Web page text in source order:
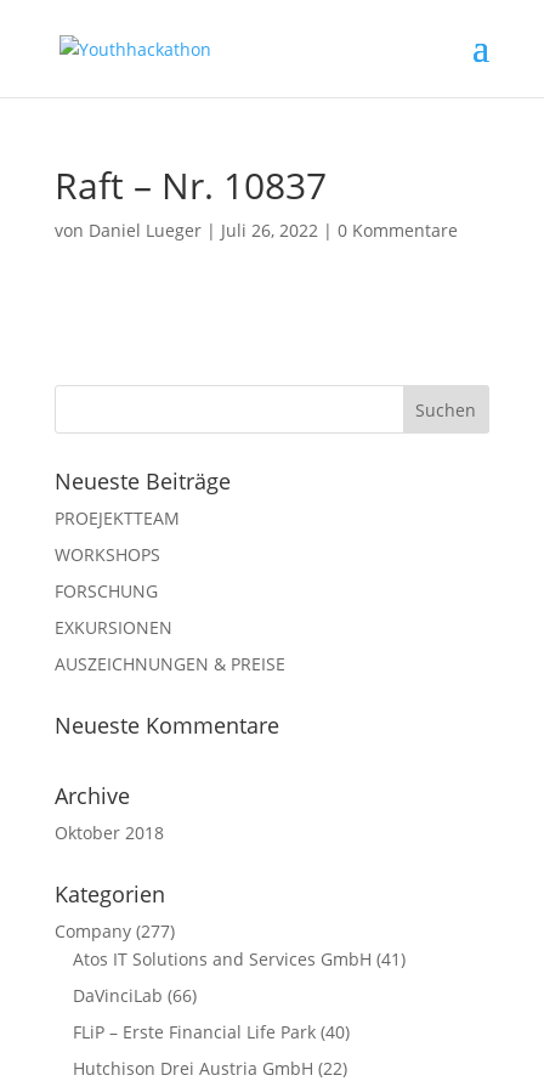
Raft – Nr. 10837
von Daniel Lueger| Juli 26, 2022| 0 Kommentare
Neueste Beiträge
PROEJEKTTEAM
WORKSHOPS
FORSCHUNG
EXKURSIONEN
AUSZEICHNUNGEN & PREISE
Neueste Kommentare
Archive
Oktober 2018
Kategorien
Company(277)
Atos IT Solutions and Services GmbH (41)
DaVinciLab (66)
FLiP – Erste Financial Life Park(40)
Hutchison Drei Austria GmbH (22)